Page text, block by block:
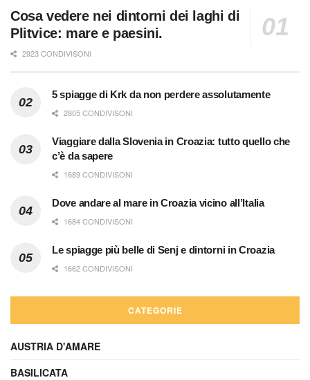
Cosa vedere nei dintorni dei laghi di
Plitvice: mare e paesini.
2923 CONDIVISONI
5 spiagge di Krk da non perdere assolutamente
2805 CONDIVISONI
Viaggiare dalla Slovenia in Croazia: tutto quello che
c’è da sapere
1689 CONDIVISONI
Dove andare al mare in Croazia vicino all’Italia
1684 CONDIVISONI
Le spiagge più belle di Senj e dintorni in Croazia
1662 CONDIVISONI
CATEGORIE
AUSTRIA D'AMARE
BASILICATA